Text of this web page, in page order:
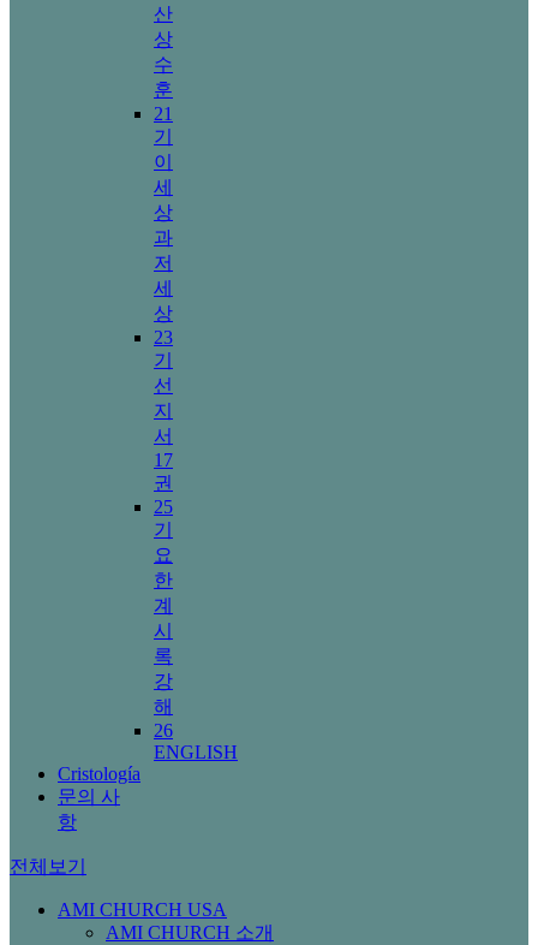
산
상
수
훈
21
기
이
세
상
과
저
세
상
23
기
선
지
서
17
권
25
기
요
한
계
시
록
강
해
26
ENGLISH
Cristología
문의 사
항
전체보기
AMI CHURCH USA
AMI CHURCH 소개